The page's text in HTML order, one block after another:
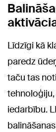
Līdzīgi kā
paredz
taču tas
iedarbību.